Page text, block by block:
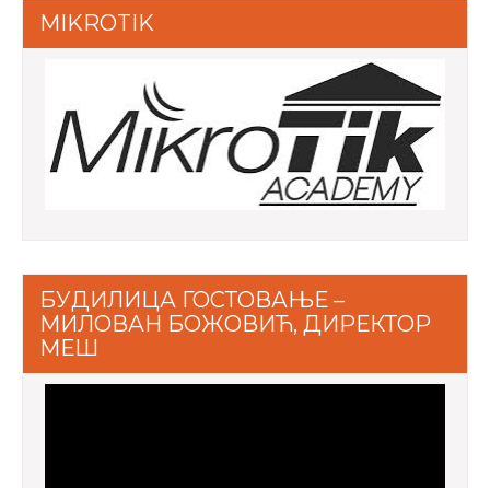
MIKROTIK
БУДИЛИЦА ГОСТОВАЊЕ –
МИЛОВАН БОЖОВИЋ, ДИРЕКТОР
МЕШ